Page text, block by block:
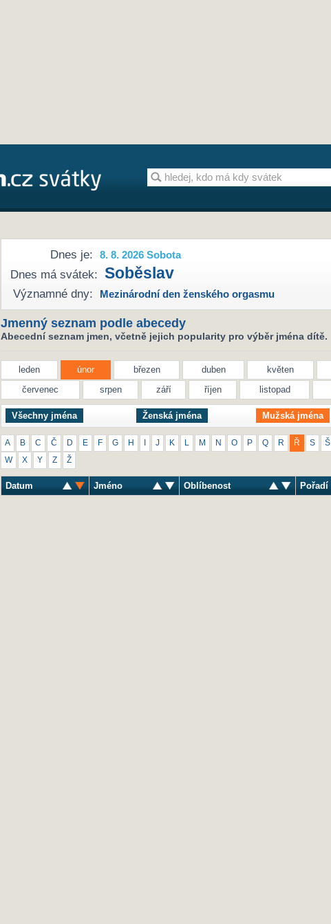
Dnes je: 8. 8. 2026 Sobota
Dnes má svátek: Soběslav
Významné dny: Mezinárodní den ženského orgasmu
Jmenný seznam podle abecedy
Abecední seznam jmen, včetně jejich popularity pro výběr jména dítě.
leden únor březen duben květen
červenec
srpen září říjen listopad
Všechny jména Ženská jména Mužská jména
A B C Č D E F G H J K M N O P Q R Ř S Š
W X Y Z Ž
Datum Jméno Oblíbenost Pořadí